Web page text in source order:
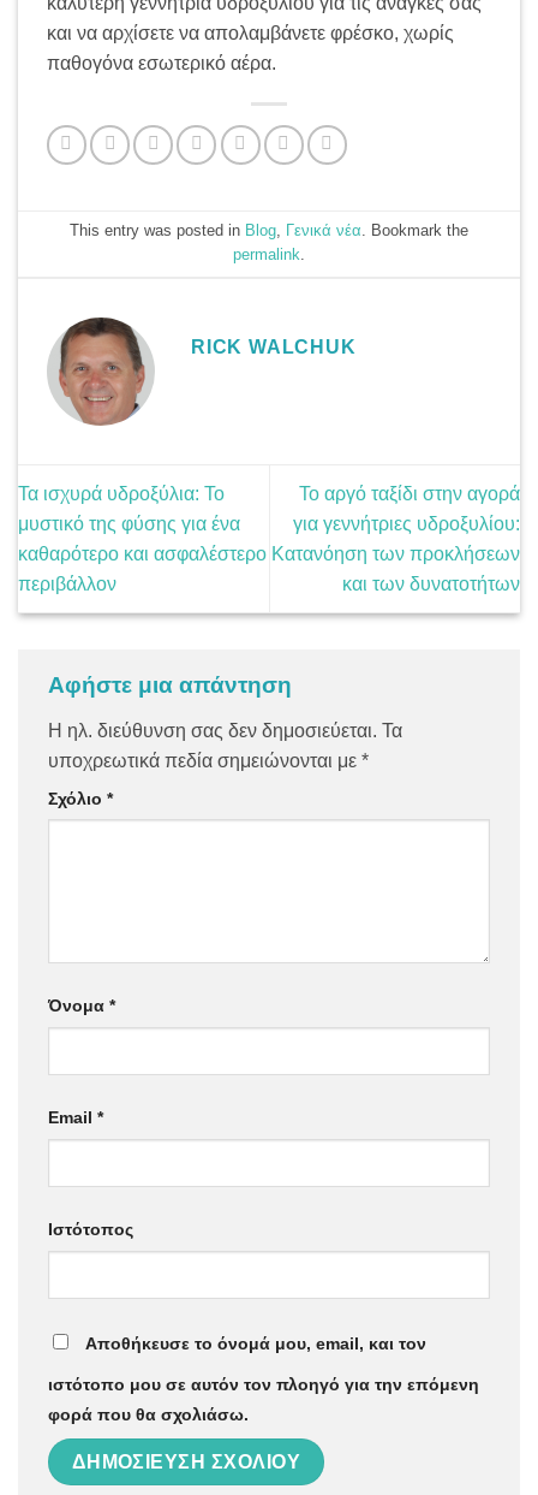
και να αρχίσετε να απολαμβάνετε φρέσκο, χωρίς
παθογόνα εσωτερικό αέρα.
This entry was posted in Blog Γενικά νέα . Bookmark the
permalink
RICK WALCHUK
Τα ισχυρά υδροξύλια: Το
μυστικό της φύσης για ένα
καθαρότερο και ασφαλέστερο
περιβάλλον
Το αργό ταξίδι στην αγορά
για γεννήτριες υδροξυλίου:
Κατανόηση των προκλήσεων
και των δυνατοτήτων
Αφήστε μια απάντηση
Η ηλ. διεύθυνση σας δεν δημοσιεύεται. Τα
υποχρεωτικά πεδία σημειώνονται με *
Σχόλιο *
Όνομα *
Email *
Ιστότοπος
Αποθήκευσε το όνομά μου, email, και τον
ιστότοπο μου σε αυτόν τον πλοηγό για την επόμενη
φορά που θα σχολιάσω.